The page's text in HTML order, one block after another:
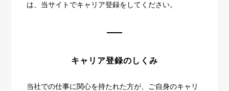
は、当サイトでキャリア登録をしてください。
キャリア登録のしくみ
当社での仕事に関心を持たれた方が、ご自身のキャリ